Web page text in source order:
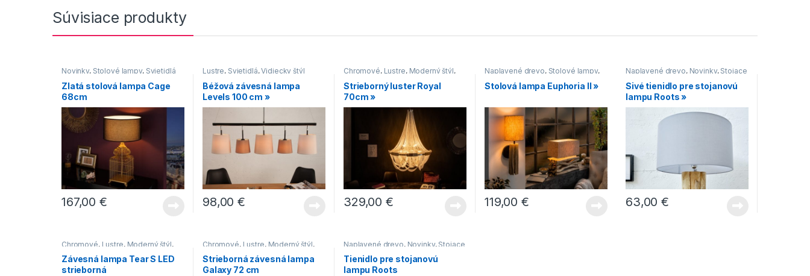
Súvisiace produkty
Novinky, Stolové lampy, Svietidlá
Zlatá stolová lampa Cage
68cm
167,00€
Lustre, Svietidlá,Vidiecky štýl
Béžová závesná lampa
Levels 100 cm »
98,00€
Chromové, Lustre, Moderný štýl,
Novinky
Svietidlá
Strieborný luster Royal
70cm »
329,00€
Naplavené drevo, Stolové lampy,
Svietidlá
Stolová lampa Euphoria II »
119,00€
Naplavené drevo, Novinky, Stojace
lampy ,Svietidlá
Sivé tienidlo pre stojanovú
lampu Roots »
63,00€
Chromové, Lustre, Moderný štýl,
Svietidlá
Závesná lampa Tear S LED
strieborná
Chromové, Lustre, Moderný štýl,
Svietidlá
Strieborná závesná lampa
Galaxy 72 cm
Naplavené drevo, Novinky, Stojace
lampy Svietidlá
Tienidlo pre stojanovú
lampu Roots